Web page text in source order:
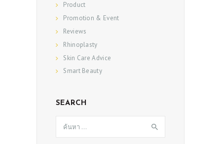
Product
Promotion & Event
Reviews
Rhinoplasty
Skin Care Advice
Smart Beauty
SEARCH
สำหรับ: